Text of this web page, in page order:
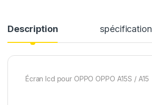
Description spécification
Écran lcd pour OPPO OPPO A15S / A15